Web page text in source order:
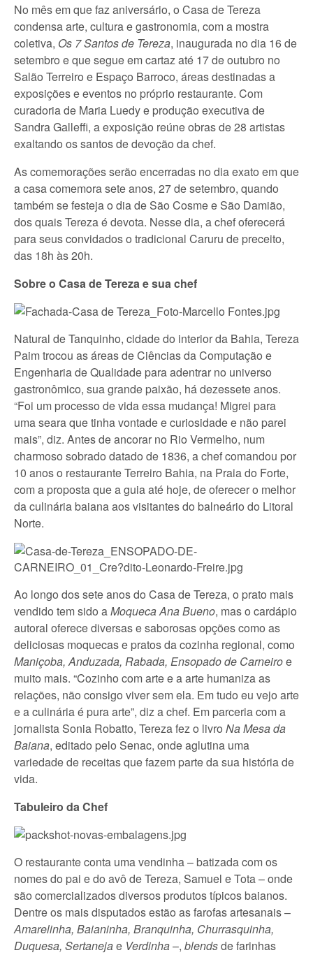
No mês em que faz aniversário, o Casa de Tereza
condensa arte, cultura e gastronomia, com a mostra
coletiva, Os 7 Santos de Tereza, inaugurada no dia 16 de
setembro e que segue em cartaz até 17 de outubro no
Salão Terreiro e Espaço Barroco, áreas destinadas a
exposições e eventos no próprio restaurante. Com
curadoria de Maria Luedy e produção executiva de
Sandra Galleffi, a exposição reúne obras de 28 artistas
exaltando os santos de devoção da chef.
As comemorações serão encerradas no dia exato em que
a casa comemora sete anos, 27 de setembro, quando
também se festeja o dia de São Cosme e São Damião,
dos quais Tereza é devota. Nesse dia, a chef oferecerá
para seus convidados o tradicional Caruru de preceito,
das 18h às 20h.
Sobre o Casa de Tereza e sua chef
Natural de Tanquinho, cidade do interior da Bahia, Tereza
Paim trocou as áreas de Ciências da Computação e
Engenharia de Qualidade para adentrar no universo
gastronômico, sua grande paixão, há dezessete anos.
“Foi um processo de vida essa mudança! Migrei para
uma seara que tinha vontade e curiosidade e não parei
mais”, diz. Antes de ancorar no Rio Vermelho, num
charmoso sobrado datado de 1836, a chef comandou por
10 anos o restaurante Terreiro Bahia, na Praia do Forte,
com a proposta que a guia até hoje, de oferecer o melhor
da culinária baiana aos visitantes do balneário do Litoral
Norte.
Ao longo dos sete anos do Casa de Tereza, o prato mais
vendido tem sido aMoqueca Ana Bueno, mas o cardápio
autoral oferece diversas e saborosas opções como as
deliciosas moquecas e pratos da cozinha regional, como
Maniçoba, Anduzada, Rabada, Ensopado de Carneiroe
muito mais. “Cozinho com arte e a arte humaniza as
relações, não consigo viver sem ela. Em tudo eu vejo arte
e a culinária é pura arte”, diz a chef. Em parceria com a
jornalista Sonia Robatto, Tereza fez o livro Na Mesa da
Baiana, editado pelo Senac, onde aglutina uma
variedade de receitas que fazem parte da sua história de
vida.
Tabuleiro da Chef
O restaurante conta uma vendinha – batizada com os
nomes do pai e do avô de Tereza, Samuel e Tota – onde
são comercializados diversos produtos típicos baianos.
Dentre os mais disputados estão as farofas artesanais –
Amarelinha, Baianinha, Branquinha, Churrasquinha,
Duquesa, Sertanejae Verdinha–, blendsde farinhas